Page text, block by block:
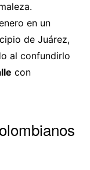
en un
de Juárez,
al confundirlo
con